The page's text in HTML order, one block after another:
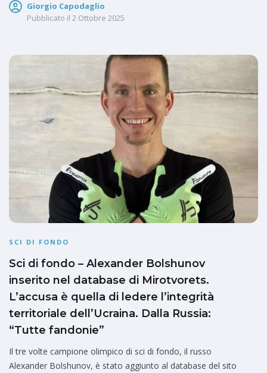
Giorgio Capodaglio
Pubblicato il 2 Ottobre 2025
SCI DI FONDO
Sci di fondo – Alexander Bolshunov
inserito nel database di Mirotvorets.
L’accusa è quella di ledere l’integrità
territoriale dell’Ucraina. Dalla Russia:
“Tutte fandonie”
Il tre volte campione olimpico di sci di fondo, il russo
Alexander Bolshunov, è stato aggiunto al database del sito